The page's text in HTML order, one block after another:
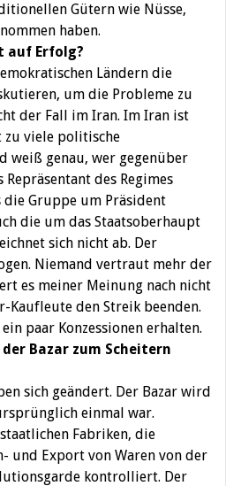
Gütern wie Nüsse,
haben.
auf Erfolg?
Ländern die
um die Probleme zu
der Fall im Iran. Im Iran ist
viele politische
weiß genau, wer gegenüber
des Regimes
Gruppe um Präsident
die um das Staatsoberhaupt
sich nicht ab. Der
Niemand vertraut mehr der
es meiner Meinung nach nicht
Kaufleute den Streik beenden.
paar Konzessionen erhalten.
Bazar zum Scheitern
sich geändert. Der Bazar wird
einmal war.
Fabriken, die
und Export von Waren von der
kontrolliert. Der